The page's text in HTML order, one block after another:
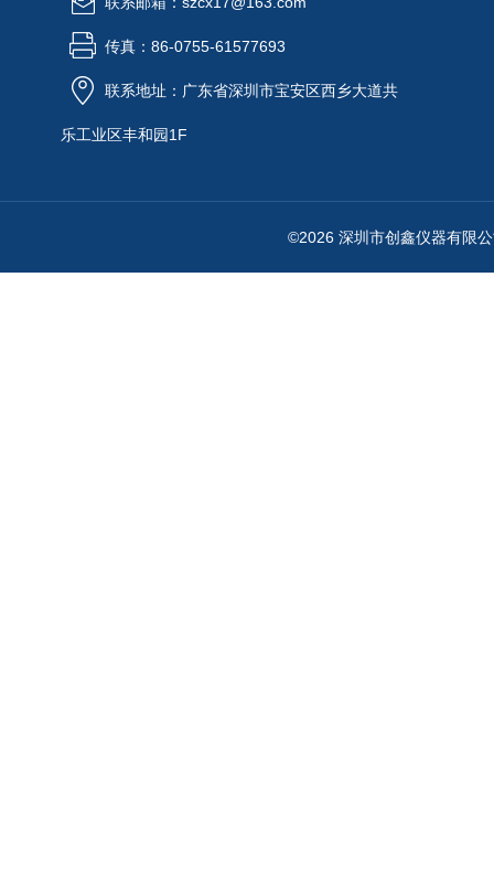
传真：86-0755-61577693
联系地址：广东省深圳市宝安区西乡大道共
乐工业区丰和园1F
©2026 深圳市创鑫仪器有限